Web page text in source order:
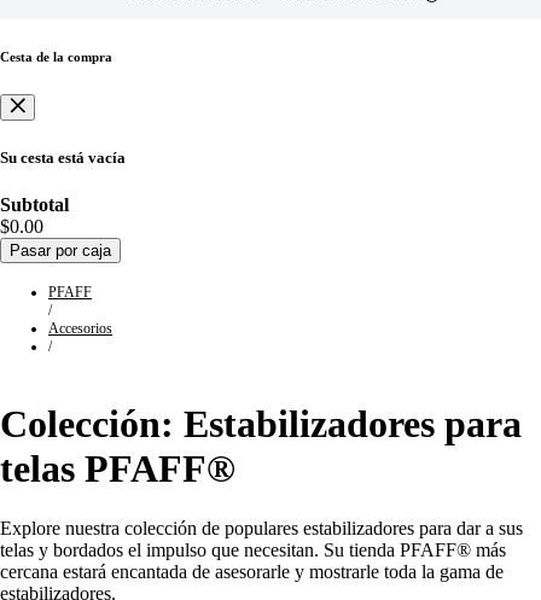
Cesta de la compra
Su cesta está vacía
Subtotal
$0.00
Pasar por caja
PFAFF
/
Accesorios
/
Colección: Estabilizadores para
telas PFAFF®
Explore nuestra colección de populares estabilizadores para dar a sus
telas y bordados el impulso que necesitan. Su tienda PFAFF® más
cercana estará encantada de asesorarle y mostrarle toda la gama de
estabilizadores.